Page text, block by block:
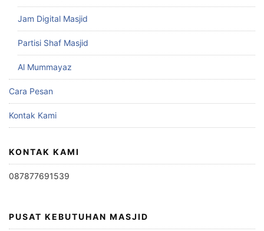
Jam Digital Masjid
Partisi Shaf Masjid
Al Mummayaz
Cara Pesan
Kontak Kami
KONTAK KAMI
087877691539
PUSAT KEBUTUHAN MASJID